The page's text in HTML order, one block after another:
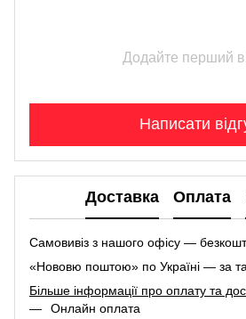
Додайте перший
Написати
Доставка Оплата
Самовивіз з нашого офісу —
«Нововю поштою» по Україні — за
Більше інформації про оплату та
Онлайн оплата